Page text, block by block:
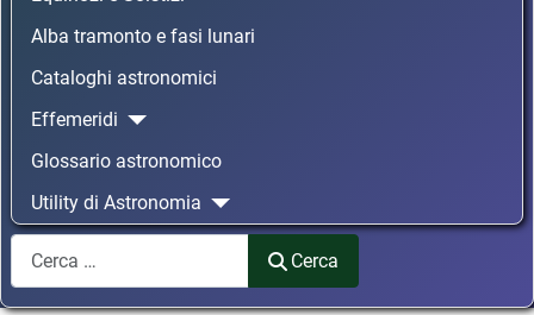
Alba tramonto e fasi lunari
Cataloghi astronomici
Effemeridi
Glossario astronomico
Utility di Astronomia
Cerca
Cerca